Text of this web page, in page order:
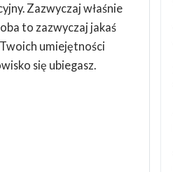
Zazwyczaj właśnie
to zazwyczaj jakaś
umiejętności
się ubiegasz.